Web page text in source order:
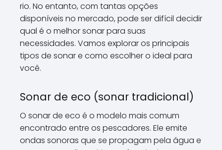
rio. No entanto, com tantas opções
disponíveis no mercado, pode ser difícil decidir
qual é o melhor sonar para suas
necessidades. Vamos explorar os principais
tipos de sonar e como escolher o ideal para
você.
Sonar de eco (sonar tradicional)
O sonar de eco é o modelo mais comum
encontrado entre os pescadores. Ele emite
ondas sonoras que se propagam pela água e